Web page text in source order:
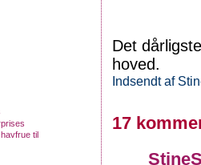
Det
hoved.
Indsendt af
17
til